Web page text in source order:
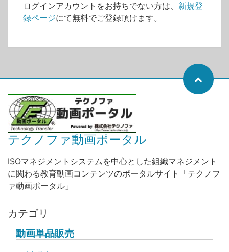
ログインアカウントをお持ちでない方は、 新規登
録ページにて無料でご登録頂けます。
テクノファ動画ポータル
ISOマネジメントシステムを中心とした組織マネジメント
に関わる教育動画コンテンツのポータルサイト「テクノフ
ァ動画ポータル」
カテゴリ
動画単品販売